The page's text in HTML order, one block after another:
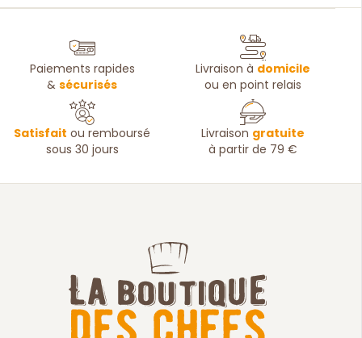
Paiements rapides
&sécurisés
Livraison à domicile
ou en point relais
Satisfait ou remboursé
sous 30 jours
Livraison gratuite
à partir de 79 €